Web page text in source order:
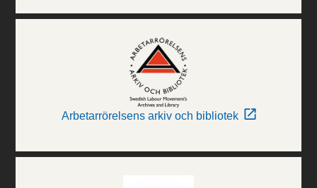
Arbetarrörelsens arkiv och bibliotek